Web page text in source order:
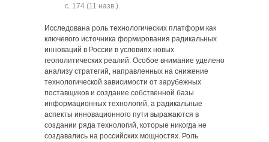
с. 174 (11 назв.).
Исследована роль технологических платформ как
ключевого источника формирования радикальных
инноваций в России в условиях новых
геополитических реалий. Особое внимание уделено
анализу стратегий, направленных на снижение
технологической зависимости от зарубежных
поставщиков и создание собственной базы
информационных технологий, а радикальные
аспекты инновационного пути выражаются в
создании ряда технологий, которые никогда не
создавались на российских мощностях. Роль